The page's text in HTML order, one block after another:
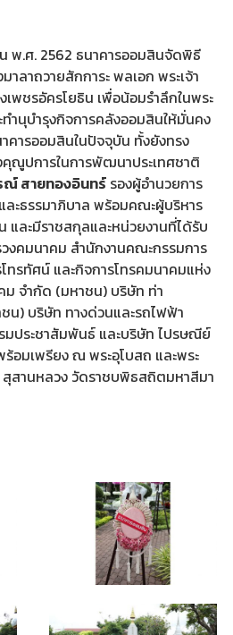
พ.ศ. 2562 ธนาคารออมสินจัดพิธี
ลาถวายสักการะ พลเอก พระเจ้า
พชรอัครโยธิน เพื่อน้อมรำลึกในพระ
ำนุบำรุงกิจการคลังออมสินให้มั่นคง
คารออมสินในปัจจุบัน ทั้งยังทรง
ณูปการในการพัฒนาประเทศชาติ
สายทองอินทร์ รองผู้อำนวยการ
ะธรรมาภิบาล พร้อมคณะผู้บริหาร
และมีราชสกุลและหน่วยงานที่ได้รับ
งคมนาคม สำนักงานคณะกรรมการ
ทรทัศน์ และกิจการโทรคมนาคมแห่ง
จำกัด (มหาชน) บริษัท ท่า
น) บริษัท ทางด่วนและรถไฟฟ้า
ประชาสัมพันธ์ และบริษัท ไปรษณีย์
อมเพรียง ณ พระอุโบสถ และพระ
สานหลวง วัดราชบพิธสถิตมหาสีมา